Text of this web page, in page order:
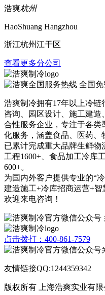
浩爽杭州
HaoShuang Hangzhou
浙江杭州江干区
查看更多分公司
全国免
浩爽制冷拥有17年以上冷链
咨询、园区设计、施工建
合性服务企业，专注于各类
化服务，涵盖食品、医药、
已累计完成重大品牌生鲜物
工程1600+、食品加工冷库
600+。
为国内外客户提供专业的“
建造施工+冷库招商运营+智
欢迎来电咨询！
点击拨打：400-861-7579
友情链接QQ:1244359342
版权所有 上海浩爽实业有限